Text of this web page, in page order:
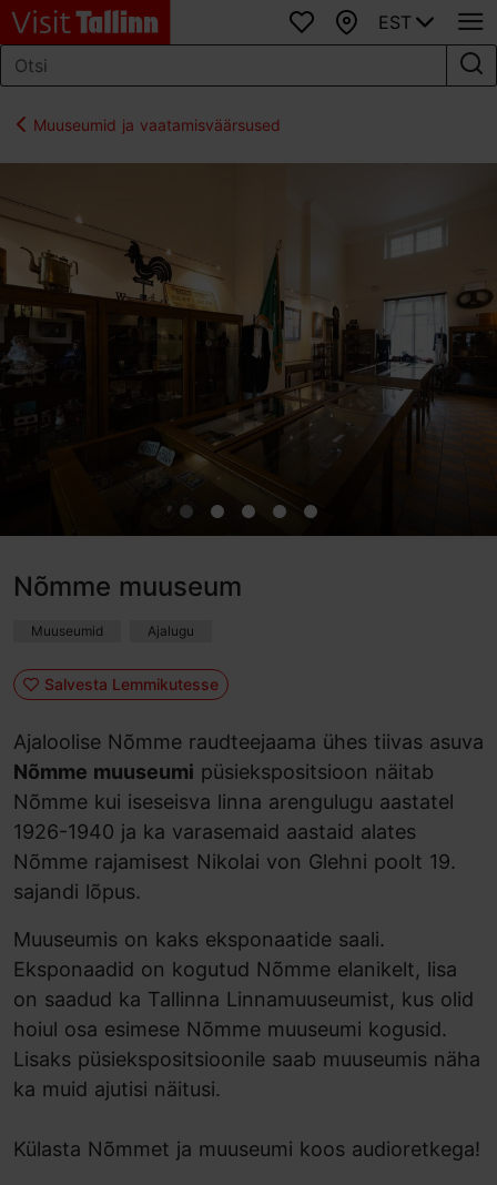
Lemmikud
Kaart
EST
Muuseumid ja vaatamisväärsused
Nõmme muuseum
Muuseumid Ajalugu
Salvesta Lemmikutesse
Ajaloolise Nõmme raudteejaama ühes tiivas asuva
Nõmme muuseumi püsiekspositsioon näitab
Nõmme kui iseseisva linna arengulugu aastatel
1926-1940 ja ka varasemaid aastaid alates
Nõmme rajamisest Nikolai von Glehni poolt 19.
sajandi lõpus.
Muuseumis on kaks eksponaatide saali.
Eksponaadid on kogutud Nõmme elanikelt, lisa
on saadud ka Tallinna Linnamuuseumist, kus olid
hoiul osa esimese Nõmme muuseumi kogusid.
Lisaks püsiekspositsioonile saab muuseumis näha
ka muid ajutisi näitusi.
Külasta Nõmmet ja muuseumi koos audioretkega!